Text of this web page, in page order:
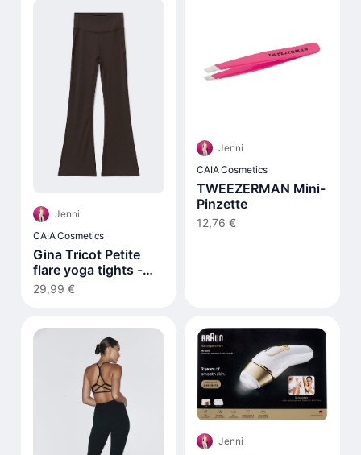
Jenni
CAIA Cosmetics
Gina Tricot Petite
flare yoga tights -
Braun
29,99 €
Jenni
CAIA Cosmetics
TWEEZERMAN Mini-
Pinzette
12,76 €
Jenni